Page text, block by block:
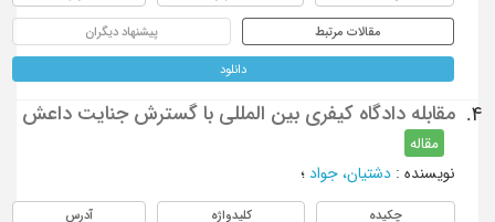
مقالات مرتبط پیشنهاد دیگران
دانلود
4. مقابله دادگاه کیفری بین المللی با گسترش جنایت داعش
مقاله
نویسنده: دشتیان، جواد؛
چکیده کلیدواژه آدرس